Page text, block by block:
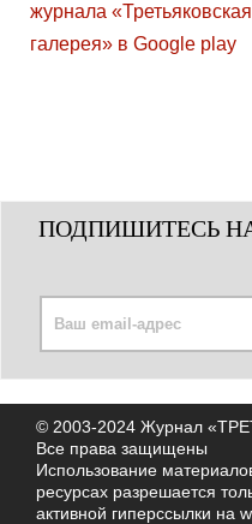
ПОДПИШИТЕСЬ
© 2003-2024 Журнал
Все права защищены
Использование
ресурсах разрешается
активной гиперссылки на